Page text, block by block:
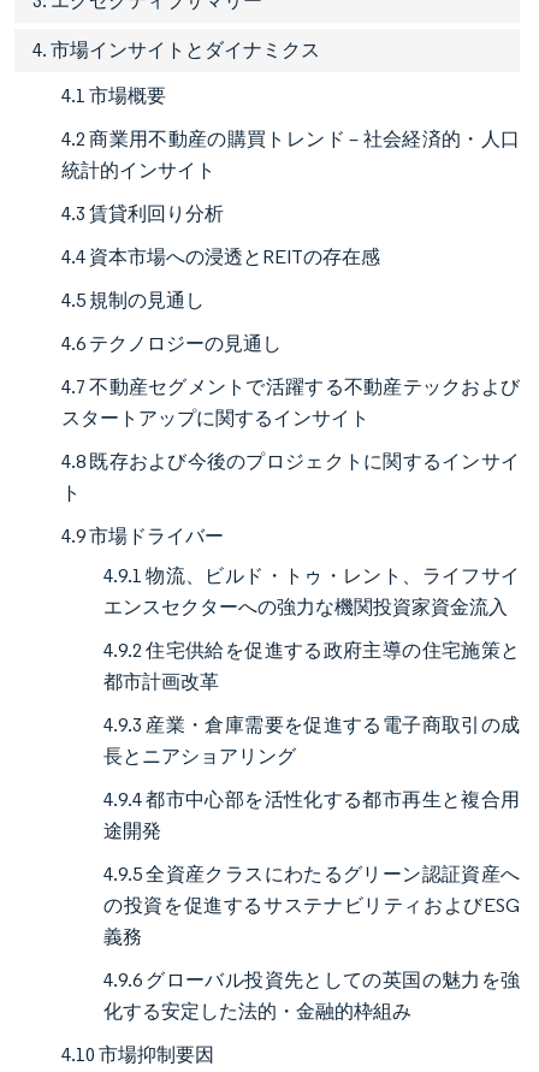
4. 市場インサイトとダイナミクス
4.1 市場概要
4.2 商業用不動産の購買トレンド – 社会経済的・人口
統計的インサイト
4.3 賃貸利回り分析
4.4 資本市場への浸透とREITの存在感
4.5 規制の見通し
4.6 テクノロジーの見通し
4.7 不動産セグメントで活躍する不動産テックおよび
スタートアップに関するインサイト
4.8 既存および今後のプロジェクトに関するインサイ
ト
4.9 市場ドライバー
4.9.1 物流、ビルド・トゥ・レント、ライフサイ
エンスセクターへの強力な機関投資家資金流入
4.9.2 住宅供給を促進する政府主導の住宅施策と
都市計画改革
4.9.3 産業・倉庫需要を促進する電子商取引の成
長とニアショアリング
4.9.4 都市中心部を活性化する都市再生と複合用
途開発
4.9.5 全資産クラスにわたるグリーン認証資産へ
の投資を促進するサステナビリティおよびESG
義務
4.9.6 グローバル投資先としての英国の魅力を強
化する安定した法的・金融的枠組み
4.10 市場抑制要因